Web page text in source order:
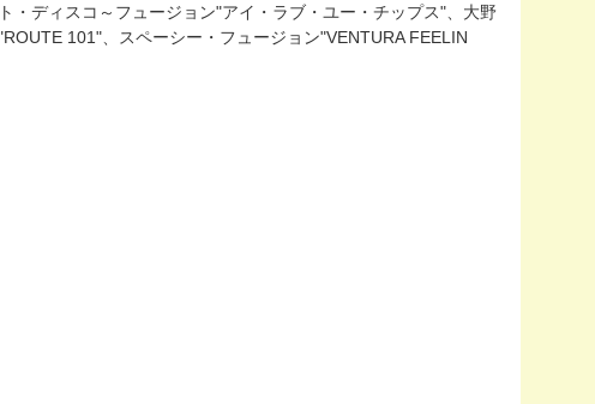
・ディスコ～フュージョン"アイ・ラブ・ユー・チップス"、大野
101"、スペーシー・フュージョン"VENTURA FEELIN